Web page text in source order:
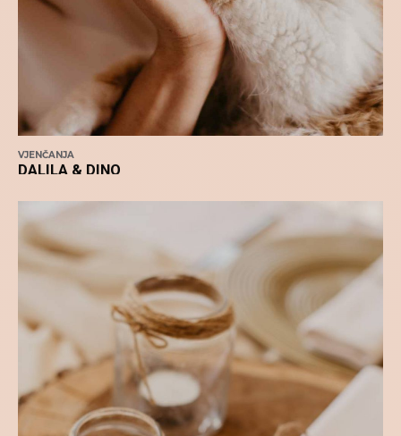
DALILA & DINO